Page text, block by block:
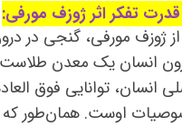
تفکر اثر ژوزف مورفی:
ژوزف مورفی، گنجی در
انسان یک معدن طلاست و
انسان، توانایی فوق
اوست. همان‌طور که